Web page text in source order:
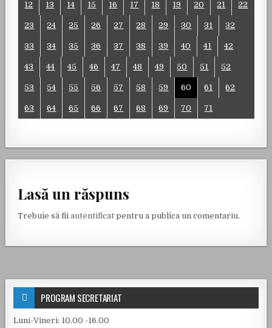
12 13 14 15 16 17 18 19 20 21 22
23 24 25 26 27 28 29 30 31 32
33 34 35 36 37 38 39 40 41 42
43 44 45 46 47 48 49 50 51 52
53 54 55 56 57 58 59 60 61 62
63 64 65 66 67 68 69 70 71
Lasă un răspuns
Trebuie să fiiautentificat pentru a publica un comentariu.
PROGRAM SECRETARIAT
Luni-Vineri: 10.00 -16.00